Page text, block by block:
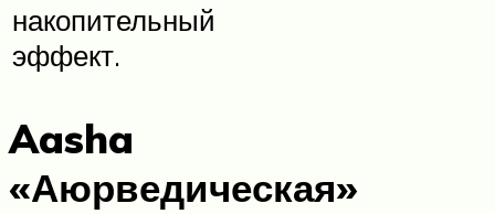
накопительный
эффект.
Aasha
«Аюрведическая»